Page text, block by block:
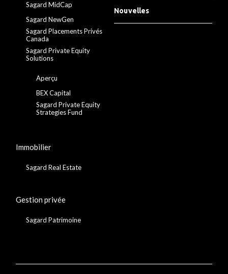
Sagard MidCap
Sagard NewGen
Sagard Placements Privés
Canada
Sagard Private Equity
Solutions
Aperçu
BEX Capital
Sagard Private Equity
Strategies Fund
Immobilier
Sagard Real Estate
Gestion privée
Sagard Patrimoine
Nouvelles